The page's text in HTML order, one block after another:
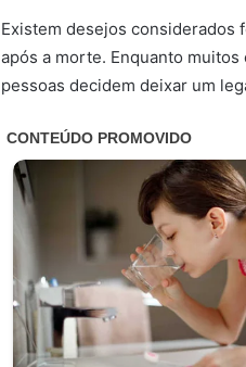
Existem desejos considerados
após a morte. Enquanto
pessoas decidem deixar um